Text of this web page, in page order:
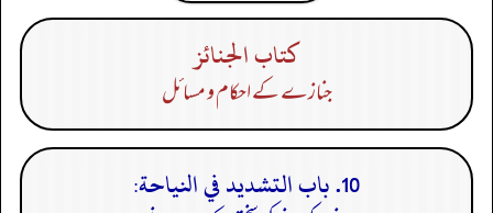
كتاب الجنائز
جنازے کے احکام و مسائل
10. باب التشديد في النياحة: